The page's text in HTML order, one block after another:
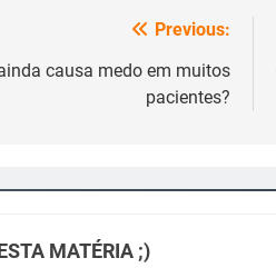
Previous:
causa medo em muitos
pacientes?
MATÉRIA ;)